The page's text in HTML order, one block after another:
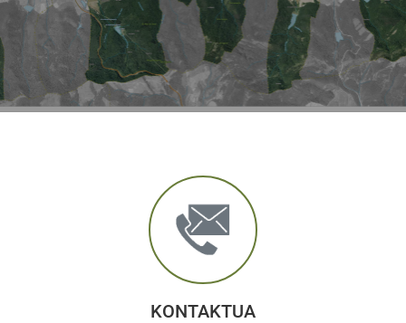
KONTAKTUA